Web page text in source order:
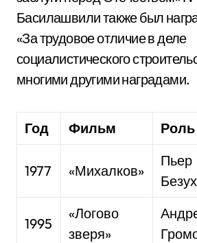
Басилашвили также был
«За трудовое отличие в деле
социалистического
многими другими наградами.
Год Фильм Роль
1977 «Михалков»
Пьер
1995
«Логово
зверя»